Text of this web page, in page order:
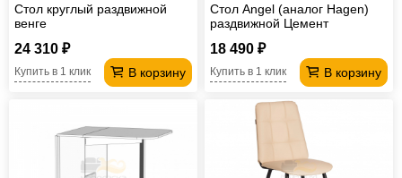
Стол круглый раздвижной
венге
24 310 ₽
В корзину
Купить в 1 клик
Стол Angel (аналог Hagen)
раздвижной Цемент
18 490 ₽
В корзину
Купить в 1 клик